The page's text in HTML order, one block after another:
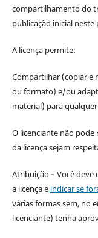
compartilhamento do
publicação inicial neste
A licença permite:
Compartilhar (copiar e
ou formato) e/ou
material) para
O licenciante não
da licença sejam
Atribuição – Você deve
a licença e indicar se
várias formas sem, no
licenciante) tenha